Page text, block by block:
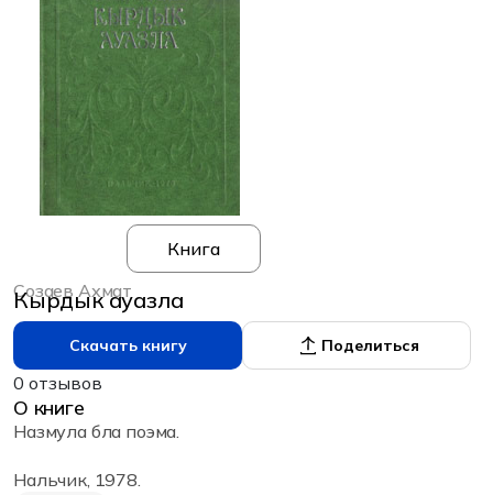
Книга
Созаев Ахмат
Кырдык ауазла
Скачать книгу Поделиться
0 отзывов
О книге
Назмула бла поэма.
Нальчик, 1978.